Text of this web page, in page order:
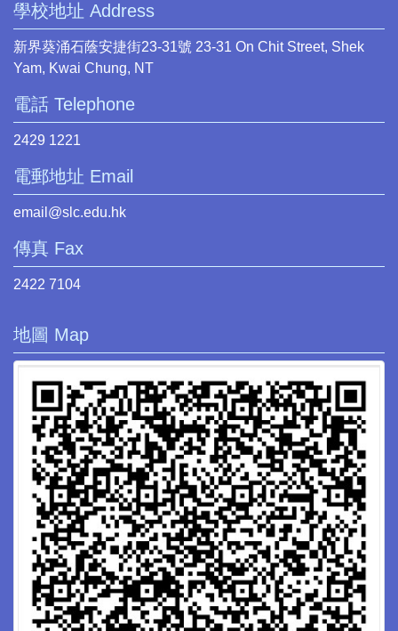
學校地址 Address
新界葵涌石蔭安捷街23-31號 23-31 On Chit Street, Shek
Yam, Kwai Chung, NT
電話 Telephone
2429 1221
電郵地址 Email
email@slc.edu.hk
傳真 Fax
2422 7104
地圖 Map